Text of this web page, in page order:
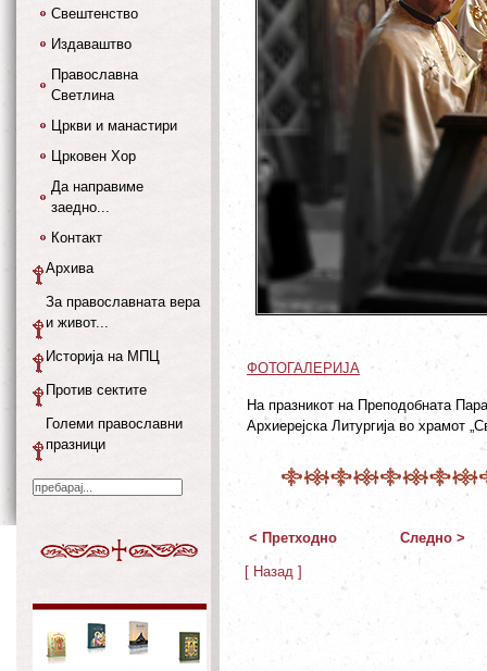
ФОТОГАЛЕРИЈА
На празникот на Преподобната
Архиерејска Литургија во храмот
< Претходно Следно >
[ Назад ]
Свештенство
Издаваштво
Православна
Светлина
Цркви и манастири
Црковен Хор
Да направиме
заедно...
Контакт
Архива
За православната вера
и живот...
Историја на МПЦ
Против сектите
Големи православни
празници